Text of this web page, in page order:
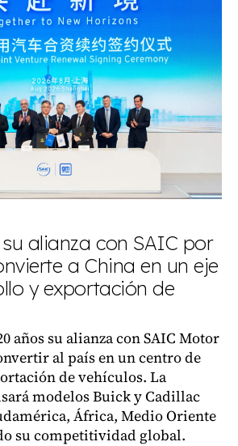
alianza con SAIC por
a China en un eje
y exportación de
años su alianza con SAIC Motor
al país en un centro de
de vehículos. La
modelos Buick y Cadillac
África, Medio Oriente
su competitividad global.